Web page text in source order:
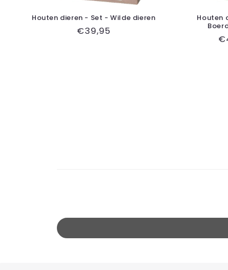
Houten dieren - Set - Wilde dieren
Normale
€39,95
Houten